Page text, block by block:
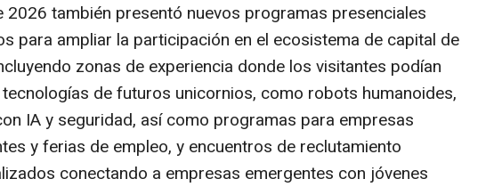
2026 también presentó nuevos programas presenciales
para ampliar la participación en el ecosistema de capital de
zonas de experiencia donde los visitantes podían
de futuros unicornios, como robots humanoides,
IA y seguridad, así como programas para empresas
y ferias de empleo, y encuentros de reclutamiento
conectando a empresas emergentes con jóvenes